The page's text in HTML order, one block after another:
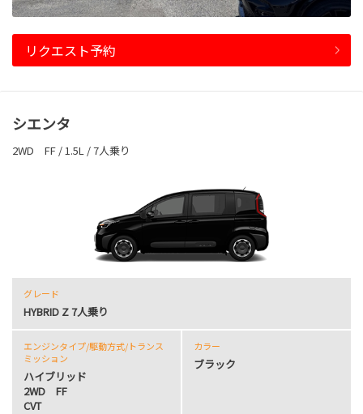
リクエスト予約
シエンタ
2WD FF / 1.5L / 7人乗り
グレード
HYBRID Z 7人乗り
エンジンタイプ/駆動方式/トランス
ミッション
ハイブリッド
2WD FF
CVT
カラー
ブラック